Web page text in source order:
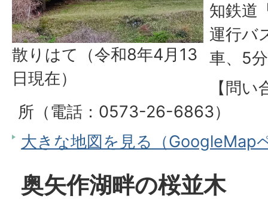
散りはて（令和8年4月13
日現在）
知鉄道
運行バ
車、5分
【問
所（電話：0573-26-6863）
大きな地図を見る（GoogleMap
奥矢作湖畔の桜並木